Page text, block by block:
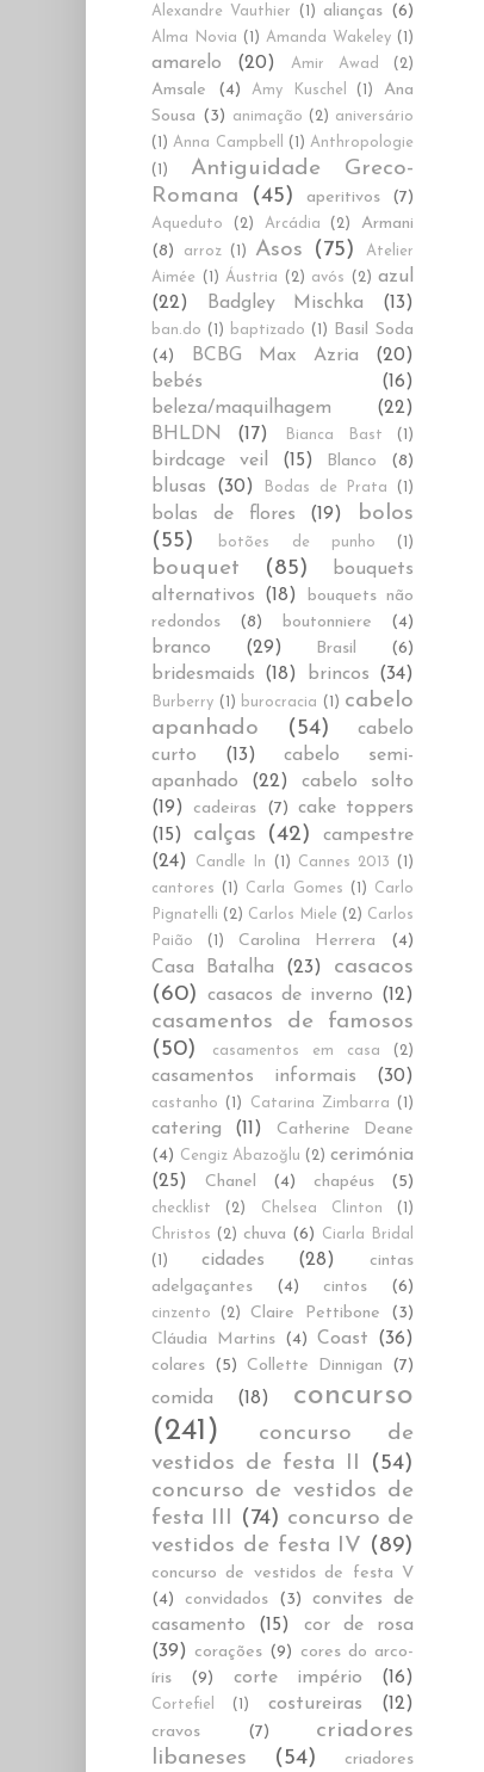
Alexandre Vauthier (1) alianças (6)
Alma Novia (1) Amanda Wakeley (1)
amarelo (20) Amir Awad (2)
Amsale (4) Amy Kuschel (1)
Ana
Sousa (3) animação (2) aniversário
(1) Anna Campbell (1) Anthropologie
(1)
Antiguidade Greco-
Romana
(45) aperitivos (7)
Aqueduto (2) Arcádia (2)
Armani
(8)
arroz (1) Asos (75)
Atelier
Aimée
(1) Áustria (2) avós (2) azul
(22)
Badgley Mischka (13)
ban.do (1) baptizado (1)
Basil Soda
(4)
BCBG Max Azria
(20)
bebés
(16)
beleza/maquilhagem
(22)
BHLDN
(17) Bianca Bast (1)
birdcage veil (15) Blanco (8)
blusas (30) Bodas de Prata (1)
bolas de flores (19)
bolos
(55)
botões de punho (1)
bouquet (85)
bouquets
alternativos
(18)
bouquets não
redondos
(8) boutonniere (4)
branco (29) Brasil (6)
bridesmaids (18) brincos (34)
Burberry (1) burocracia (1) cabelo
apanhado
(54)
cabelo
curto
(13)
cabelo semi-
apanhado
(22)
cabelo solto
(19)
cadeiras (7) cake toppers
(15)
calças (42)
campestre
(24)
Candle In (1) Cannes 2013
(1)
cantores
(1) Carla Gomes (1)
Carlo
Pignatelli (2) Carlos Miele (2) Carlos
Paião
(1) Carolina Herrera (4)
Casa Batalha (23)
casacos
(60)
casacos de inverno (12)
casamentos de famosos
(50)
casamentos em casa (2)
casamentos informais (30)
castanho (1) Catarina Zimbarra (1)
catering (11)
Catherine Deane
(4) Cengiz Abazoğlu (2) cerimónia
(25)
Chanel (4) chapéus (5)
checklist (2) Chelsea Clinton
(1)
Christos (2) chuva (6)
Ciarla Bridal
(1)
cidades (28)
cintas
adelgaçantes
(4) cintos (6)
cinzento (2) Claire Pettibone
(3)
Cláudia Martins (4) Coast (36)
colares (5) Collette Dinnigan (7)
comida (18)
concurso
(241)
concurso de
vestidos de festa II
(54)
concurso de vestidos de
festa III
(74) concurso de
vestidos de festa IV (89)
concurso de vestidos de festa V
(4)
convidados (3)
convites de
casamento
(15)
cor de rosa
(39) corações (9) cores do arco-
íris
(9) corte império (16)
Cortefiel (1) costureiras (12)
cravos (7)
criadores
libaneses
(54)
criadores